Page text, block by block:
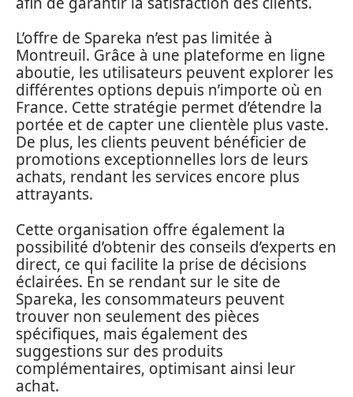
L’offre de Spareka n’est pas limitée à
Montreuil. Grâce à une plateforme en ligne
aboutie, les utilisateurs peuvent explorer les
différentes options depuis n’importe où en
France. Cette stratégie permet d’étendre la
portée et de capter une clientèle plus vaste.
De plus, les clients peuvent bénéficier de
promotions exceptionnelles lors de leurs
achats, rendant les services encore plus
attrayants.
Cette organisation offre également la
possibilité d’obtenir des conseils d’experts en
direct, ce qui facilite la prise de décisions
éclairées. En se rendant sur le site de
Spareka, les consommateurs peuvent
trouver non seulement des pièces
spécifiques, mais également des
suggestions sur des produits
complémentaires, optimisant ainsi leur
achat.